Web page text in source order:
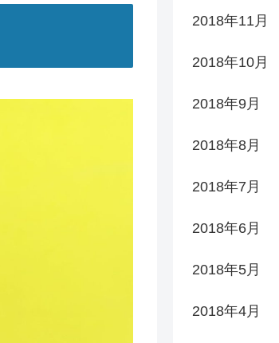
2018年11月
2018年10月
2018年9月
2018年8月
2018年7月
2018年6月
2018年5月
2018年4月